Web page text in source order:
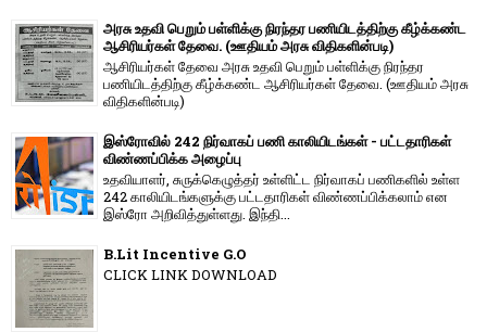
அரசு உதவி பெறும் பள்ளிக்கு நிரந்தர பணியிடத்திற்கு கீழ்க்கண்ட
ஆசிரியர்கள் தேவை. (ஊதியம் அரசு விதிகளின்படி)
ஆசிரியர்கள் தேவை அரசு உதவி பெறும் பள்ளிக்கு நிரந்தர
பணியிடத்திற்கு கீழ்க்கண்ட ஆசிரியர்கள் தேவை. (ஊதியம் அரசு
விதிகளின்படி)
இஸ்ரோவில் 242 நிர்வாகப் பணி காலியிடங்கள் - பட்டதாரிகள்
விண்ணப்பிக்க அழைப்பு
உதவியாளர், சுருக்கெழுத்தர் உள்ளிட்ட நிர்வாகப் பணிகளில் உள்ள
242 காலியிடங்களுக்கு பட்டதாரிகள் விண்ணப்பிக்கலாம் என
இஸ்ரோ அறிவித்துள்ளது. இந்தி...
B.Lit Incentive G.O
CLICK LINK DOWNLOAD